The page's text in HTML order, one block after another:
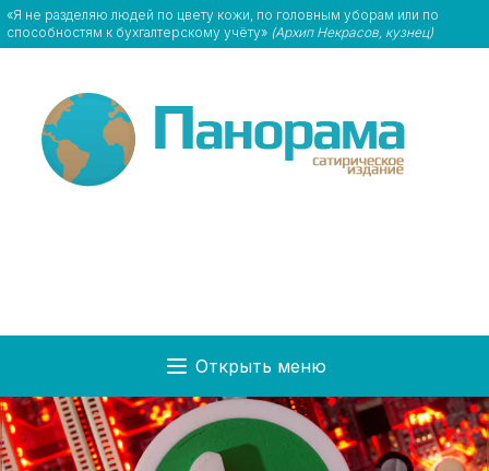
«Я не разделяю людей по цвету кожи, по головным уборам или по
способностям к бухгалтерскому учёту» (Архип Некрасов, кузнец)
Открыть меню